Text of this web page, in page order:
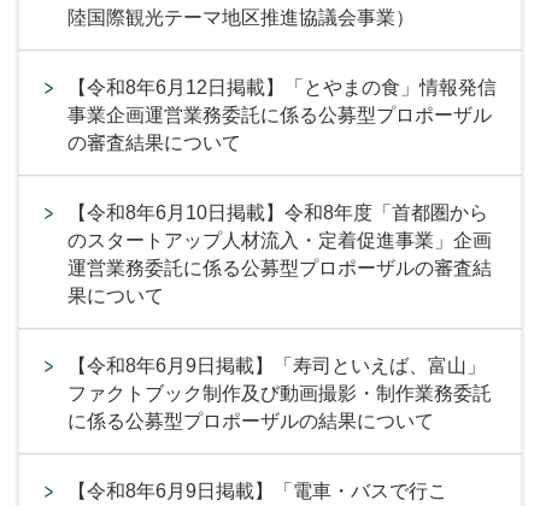
陸国際観光テーマ地区推進協議会事業）
【令和8年6月12日掲載】「とやまの食」情報発信
事業企画運営業務委託に係る公募型プロポーザル
の審査結果について
【令和8年6月10日掲載】令和8年度「首都圏から
のスタートアップ人材流入・定着促進事業」企画
運営業務委託に係る公募型プロポーザルの審査結
果について
【令和8年6月9日掲載】「寿司といえば、富山」
ファクトブック制作及び動画撮影・制作業務委託
に係る公募型プロポーザルの結果について
【令和8年6月9日掲載】「電車・バスで行こ